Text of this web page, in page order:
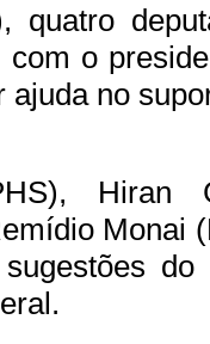
quatro
o
ajuda no
Hiran
Monai